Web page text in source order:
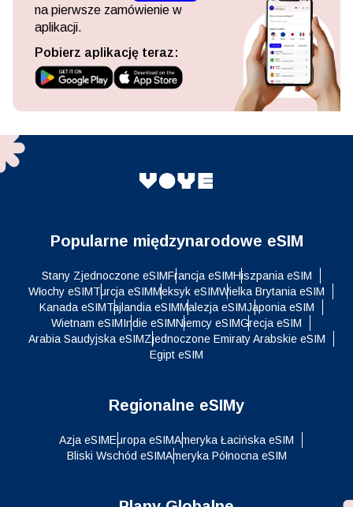
na pierwsze zamówienie w
aplikacji.
Pobierz aplikację teraz:
Popularne międzynarodowe eSIM
Stany Zjednoczone eSIMFrancja eSIMHiszpania eSIM
Włochy eSIMTurcja eSIMMeksyk eSIMWielka Brytania eSIM
Kanada eSIMTajlandia eSIMMalezja eSIMJaponia eSIM
Wietnam eSIMIndie eSIMNiemcy eSIMGrecja eSIM
Arabia Saudyjska eSIMZjednoczone Emiraty Arabskie eSIM
Egipt eSIM
Regionalne eSIMy
Azja eSIMEuropa eSIMAmeryka Łacińska eSIM
Bliski Wschód eSIMAmeryka Północna eSIM